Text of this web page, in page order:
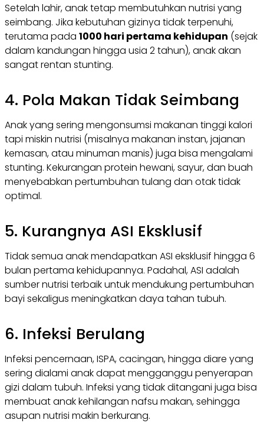
Setelah lahir, anak tetap membutuhkan nutrisi yang
seimbang. Jika kebutuhan gizinya tidak terpenuhi,
terutama pada 1000 hari pertama kehidupan (sejak
dalam kandungan hingga usia 2 tahun), anak akan
sangat rentan stunting.
4. Pola Makan Tidak Seimbang
Anak yang sering mengonsumsi makanan tinggi kalori
tapi miskin nutrisi (misalnya makanan instan, jajanan
kemasan, atau minuman manis) juga bisa mengalami
stunting. Kekurangan protein hewani, sayur, dan buah
menyebabkan pertumbuhan tulang dan otak tidak
optimal.
5. Kurangnya ASI Eksklusif
Tidak semua anak mendapatkan ASI eksklusif hingga 6
bulan pertama kehidupannya. Padahal, ASI adalah
sumber nutrisi terbaik untuk mendukung pertumbuhan
bayi sekaligus meningkatkan daya tahan tubuh.
6. Infeksi Berulang
Infeksi pencernaan, ISPA, cacingan, hingga diare yang
sering dialami anak dapat mengganggu penyerapan
gizi dalam tubuh. Infeksi yang tidak ditangani juga bisa
membuat anak kehilangan nafsu makan, sehingga
asupan nutrisi makin berkurang.